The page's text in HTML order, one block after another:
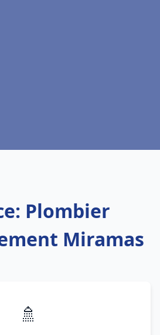
Plombier
Miramas
🚿